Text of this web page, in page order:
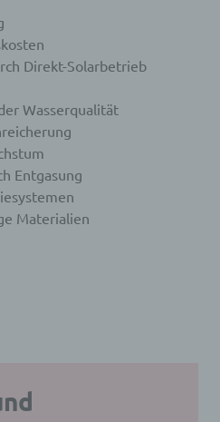
Direkt-Solarbetrieb
Wasserqualität
Entgasung
Materialien